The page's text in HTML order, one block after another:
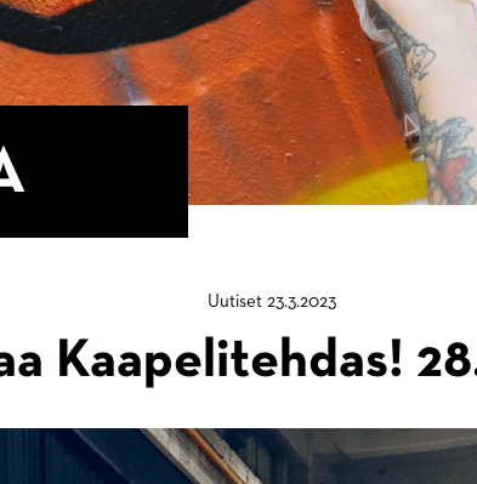
Uutiset 23.3.2023
Kaapelitehdas!